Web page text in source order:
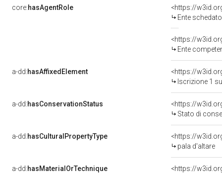
core:hasAgentRole
<https://
Ente
<https://
Ente
a-dd:hasAffixedElement
<https://
Iscrizione 1
a-dd:hasConservationStatus
<https://
Stato di
a-dd:hasCulturalPropertyType
pala d'altare
a-dd:hasMaterialOrTechnique
<https://